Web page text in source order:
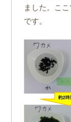
ました。こ
です。